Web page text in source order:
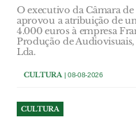
O executivo da Câmara de
aprovou a atribuição de
4.000 euros à empresa
Produção de
Lda.
CULTURA | 08-08-2026
CULTURA